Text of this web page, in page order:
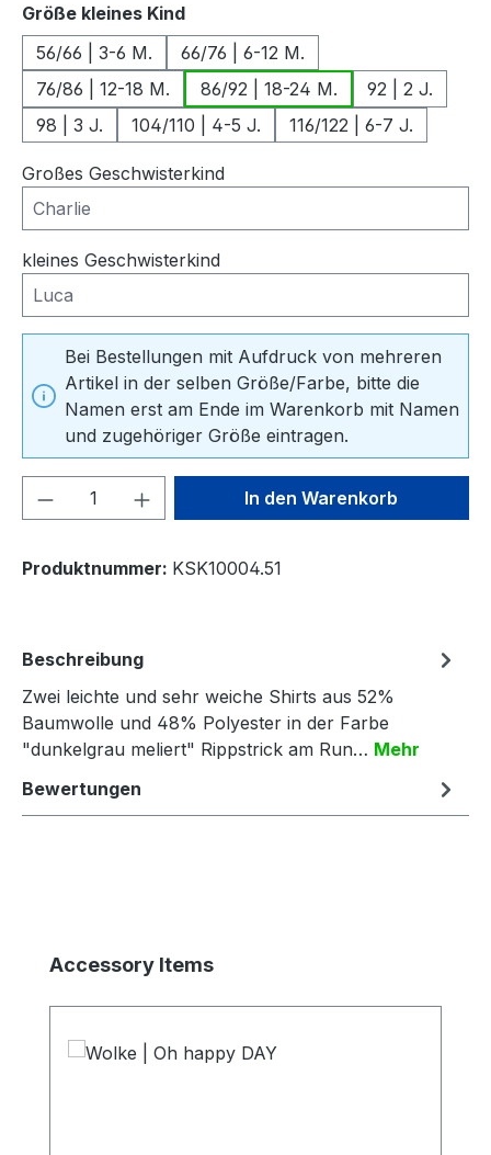
Größe kleines Kindauswählen
56/66 | 3-6 M.
66/76 | 6-12 M.
76/86 | 12-18 M.
86/92 | 18-24 M.
92 | 2 J.
98 | 3 J.
104/110 | 4-5 J. 116/122 | 6-7 J.
Großes Geschwisterkind
kleines Geschwisterkind
Bei Bestellungen mit Aufdruck von mehreren
Artikel in der selben Größe/Farbe, bitte die
Namen erst am Ende im Warenkorb mit Namen
und zugehöriger Größe eintragen.
Produkt Anzahl: Gib denIn den Warenkorb
Produktnummer: KSK10004.51
Beschreibung
Zwei leichte und sehr weiche Shirts aus 52%
Baumwolle und 48% Polyester in der Farbe
"dunkelgrau meliert" Rippstrick am Run… Mehr
Bewertungen
Produktgalerie überspringen
Accessory Items